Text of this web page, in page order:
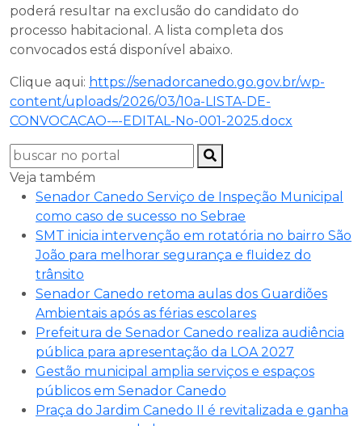
poderá resultar na exclusão do candidato do
processo habitacional. A lista completa dos
convocados está disponível abaixo.
Clique aqui: https://senadorcanedo.go.gov.br/wp-
content/uploads/2026/03/10a-LISTA-DE-
CONVOCACAO-–-EDITAL-No-001-2025.docx
Veja também
Senador Canedo Serviço de Inspeção Municipal
como caso de sucesso no Sebrae
SMT inicia intervenção em rotatória no bairro São
João para melhorar segurança e fluidez do
trânsito
Senador Canedo retoma aulas dos Guardiões
Ambientais após as férias escolares
Prefeitura de Senador Canedo realiza audiência
pública para apresentação da LOA 2027
Gestão municipal amplia serviços e espaços
públicos em Senador Canedo
Praça do Jardim Canedo II é revitalizada e ganha